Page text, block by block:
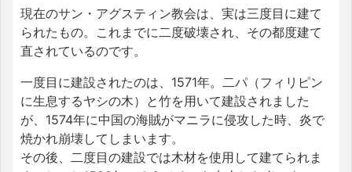
現在のサン・アグスティン教会は、実は三度目に建て
られたもの。これまでに二度破壊され、その都度建て
直されているのです。
一度目に建設されたのは、1571年。二パ（フィリピン
に生息するヤシの木）と竹を用いて建設されました
が、1574年に中国の海賊がマニラに侵攻した時、炎で
焼かれ崩壊してしまいます。
その後、二度目の建設では木材を使用して建てられま